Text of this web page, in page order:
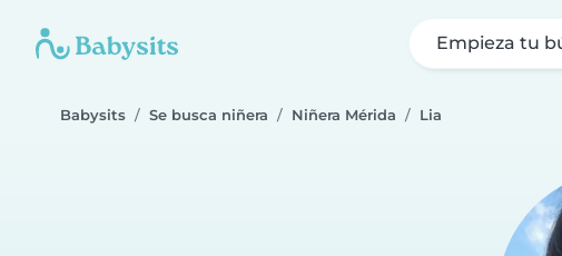
Empieza tu
Babysits Se busca niñera Niñera Mérida Lia